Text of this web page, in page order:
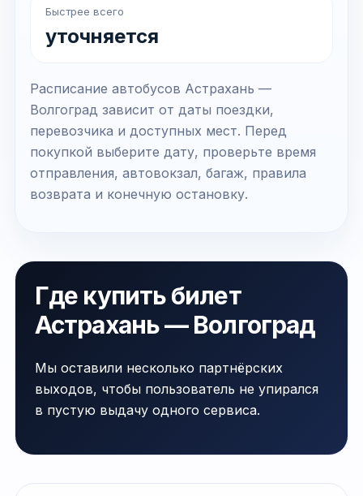
Быстрее всего
уточняется
Расписание автобусов Астрахань —
Волгоград зависит от даты поездки,
перевозчика и доступных мест. Перед
покупкой выберите дату, проверьте время
отправления, автовокзал, багаж, правила
возврата и конечную остановку.
Где купить билет
Астрахань — Волгоград
Мы оставили несколько партнёрских
выходов, чтобы пользователь не упирался
в пустую выдачу одного сервиса.